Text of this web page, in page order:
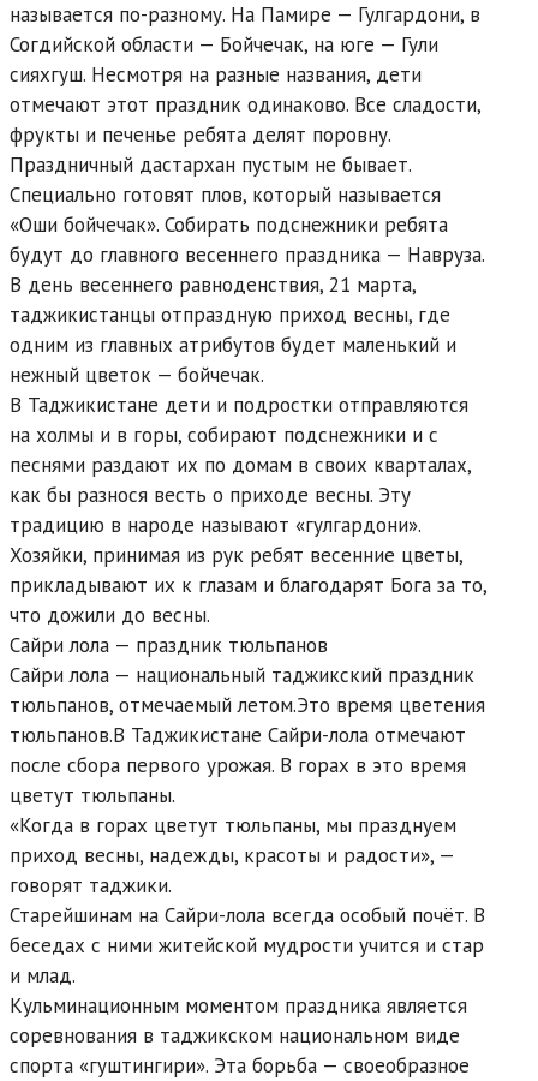
называется по-разному. На Памире — Гулгардони, в
Согдийской области — Бойчечак, на юге — Гули
сияхгуш. Несмотря на разные названия, дети
отмечают этот праздник одинаково. Все сладости,
фрукты и печенье ребята делят поровну.
Праздничный дастархан пустым не бывает.
Специально готовят плов, который называется
«Оши бойчечак». Собирать подснежники ребята
будут до главного весеннего праздника — Навруза.
В день весеннего равноденствия, 21 марта,
таджикистанцы отпраздную приход весны, где
одним из главных атрибутов будет маленький и
нежный цветок — бойчечак.
В Таджикистане дети и подростки отправляются
на холмы и в горы, собирают подснежники и с
песнями раздают их по домам в своих кварталах,
как бы разнося весть о приходе весны. Эту
традицию в народе называют «гулгардони».
Хозяйки, принимая из рук ребят весенние цветы,
прикладывают их к глазам и благодарят Бога за то,
что дожили до весны.
Сайри лола — праздник тюльпанов
Сайри лола — национальный таджикский праздник
тюльпанов, отмечаемый летом.Это время цветения
тюльпанов.В Таджикистане Сайри-лола отмечают
после сбора первого урожая. В горах в это время
цветут тюльпаны.
«Когда в горах цветут тюльпаны, мы празднуем
приход весны, надежды, красоты и радости», —
говорят таджики.
Старейшинам на Сайри-лола всегда особый почёт. В
беседах с ними житейской мудрости учится и стар
и млад.
Кульминационным моментом праздника является
соревнования в таджикском национальном виде
спорта «гуштингири». Эта борьба — своеобразное